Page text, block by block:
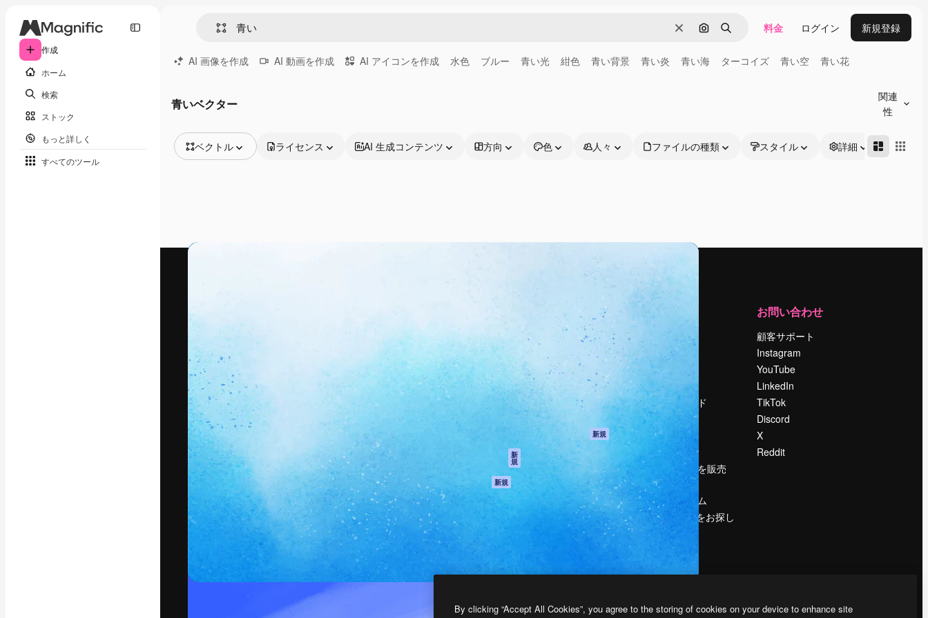
作成
ホーム
検索
ストック
もっと詳しく
すべてのツール
消去 画像で検索
検索 料金 ログイン 新規登録
AI 画像を作成 AI 動画を作成 AI アイコンを作成 水色 ブルー 青い光 紺色 青い背景 青い炎 青い海 ターコイズ 青い空 青い花
青いベクター
関連
性
ベクトル
動画
フォント
ライセンス AI 生成コンテンツ 方向 色 人々 ファイルの種類 スタイル 詳細
最高のクリエイティブ制作を導くためのプラ
ットフォーム。クリエイター、企業、代理
店、スタジオを含む100万人以上が利用して
AI アシスタント
AI 画像生成ツール
AI 動画生成ツール
AI 音声合成ツール
ストックコンテン
新
規
エージェント 新規
API
モバイルアプリ
すべてのMagnificツ
ール
はじめに
Academy
ドキュメント
サポート
利用規約
プライバシーポリ
シー
オリジナル
新規
クッキーポリシー
トラストセンター
アフィリエイト
法人向け
運営
会社概要
Reviews
採用情報
検索トレンド
ブログ
イベント
Slidesgo
コンテンツを販売
する
プレスルーム
magnific.aiをお探し
ですか？
お問い合わせ
顧客サポート
Instagram
YouTube
LinkedIn
TikTok
Discord
X
Reddit
Freepik Company S.L.U.
By clicking “Accept All Cookies”, you agree to the storing of cookies on your device to enhance site